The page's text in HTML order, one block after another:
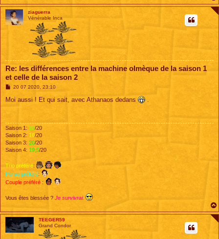
ziaguerra
Vénérable Inca
Re: les différences entre la machine olmèque de la saison 1
et celle de la saison 2
M
s
20 07 2020, 23:10
Moi aussi ! Et qui sait, avec Athanaos dedans
Saison 1: 18/20
Saison 2: 16/20
Saison 3: 20/20
Saison 4: 19,5/20
Trio préféré:
Perso préféré:
Couple préféré :
Vous êtes blessée ? Je survivrai.
TEEGER59
Grand Condor